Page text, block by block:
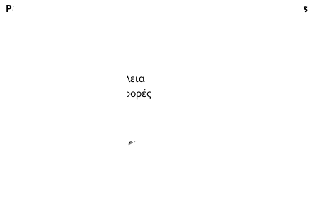
Pampers
Ποιότητα και Ασφάλεια
Κουπόνια και προσφορές
Περισσότερα από τα Pampers
Σχετικά με τα Pampers